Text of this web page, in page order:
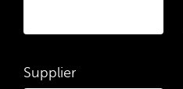
Supplier